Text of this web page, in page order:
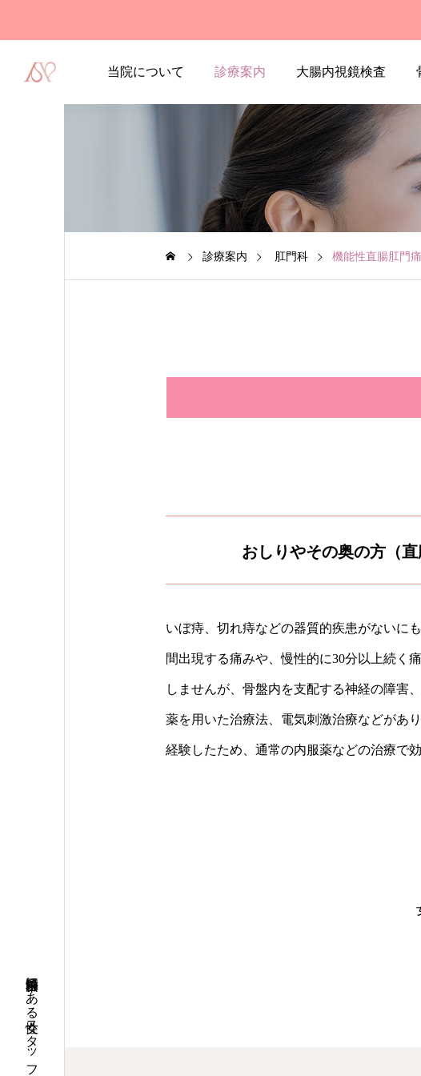
当院について 診療案内 大腸内視鏡検査
お知らせ
診療案内 肛門科 機能性直腸肛門痛
おしりやその奥の方（
いぼ痔、切れ痔などの器質的疾患がないに
間出現する痛みや、慢性的に30分以上続く
しませんが、骨盤内を支配する神経の障害
薬を用いた治療法、電気刺激治療などがあ
経験したため、通常の内服薬などの治療で